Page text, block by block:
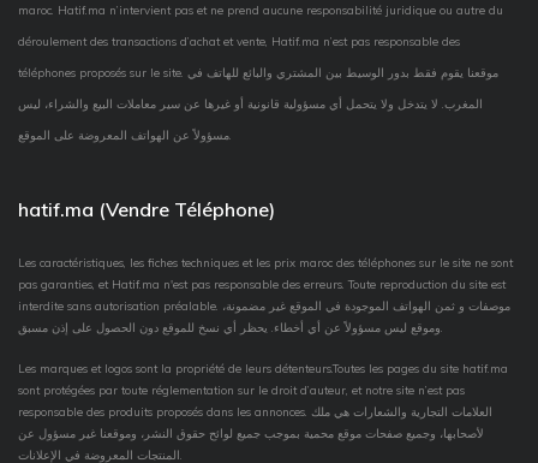
maroc. Hatif.ma n’intervient pas et ne prend aucune responsabilité juridique ou autre du
déroulement des transactions d’achat et vente, Hatif.ma n’est pas responsable des
téléphones proposés sur le site. موقعنا يقوم فقط بدور الوسيط بين المشتري والبائع للهاتف في
المغرب. لا يتدخل ولا يتحمل أي مسؤولية قانونية أو غيرها عن سير معاملات البيع والشراء، ليس
hatif.ma (Vendre Téléphone)
Les caractéristiques, les fiches techniques et les prix maroc des téléphones sur le site ne sont
pas garanties, et Hatif.ma n'est pas responsable des erreurs. Toute reproduction du site est
interdite sans autorisation préalable. موصفات و ثمن الهواتف الموجودة في الموقع غير مضمونة،
Les marques et logos sont la propriété de leurs détenteurs.Toutes les pages du site hatif.ma
sont protégées par toute réglementation sur le droit d’auteur, et notre site n’est pas
responsable des produits proposés dans les annonces. العلامات التجارية والشعارات هي ملك
لأصحابها، وجميع صفحات موقع محمية بموجب جميع لوائح حقوق النشر، وموقعنا غير مسؤول عن